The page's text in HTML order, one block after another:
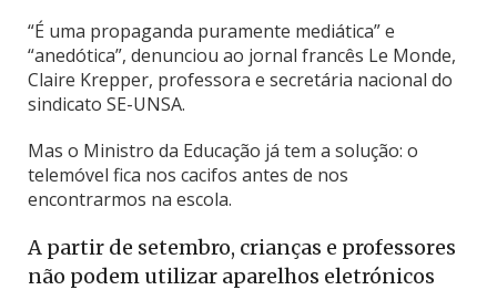
“É uma propaganda puramente mediática” e
“anedótica”, denunciou ao jornal francês Le Monde,
Claire Krepper, professora e secretária nacional do
sindicato SE-UNSA.
Mas o Ministro da Educação já tem a solução: o
telemóvel fica nos cacifos antes de nos
encontrarmos na escola.
A partir de setembro, crianças e professores
não podem utilizar aparelhos eletrónicos